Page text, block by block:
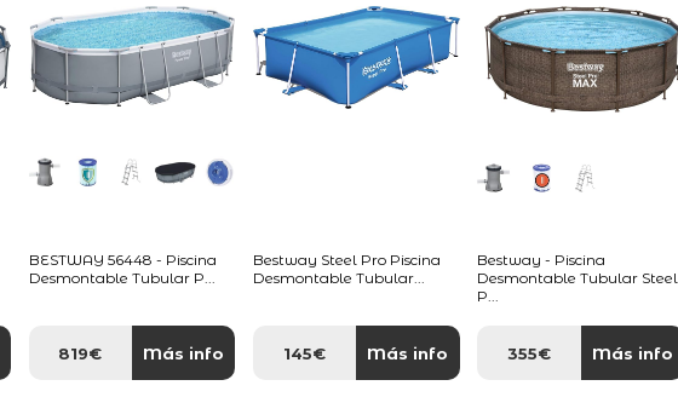
BESTWAY 56448 - Piscina
Desmontable Tubular P...
819€ Más info
Bestway Steel Pro Piscina
Desmontable Tubular...
145€ Más info
Bestway - Piscina
Desmontable Tubular Steel
P...
355€ Más info